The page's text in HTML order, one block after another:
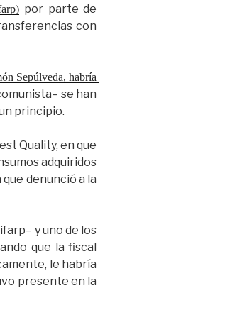
por parte de
con
Sepúlveda, habría
se han
principio.
Quality, en que
adquiridos
denunció a la
y uno de los
que la fiscal
le habría
presente en la